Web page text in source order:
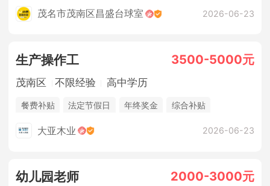
茂名市茂南区昌盛台球室 2026-06-23
生产操作工 3500-5000元
茂南区 不限经验 高中学历
餐费补贴 法定节假日 年终奖金
综合补贴
大亚木业 2026-06-23
幼儿园老师 2000-3000元